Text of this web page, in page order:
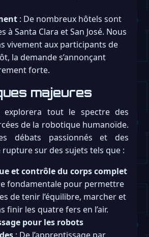
: De nombreux hôtels sont
à Santa Clara et San José. Nous
vivement aux participants de
la demande s’annonçant
forte.
majeures
explorera tout le spectre des
de la robotique humanoïde.
débats passionnés et des
sur des sujets tels que :
et contrôle du corps complet
fondamentale pour permettre
de tenir l’équilibre, marcher et
finir les quatre fers en l’air.
pour les robots